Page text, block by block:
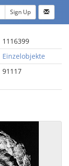
Sign Up
1116399
Einzelobjekte
91117